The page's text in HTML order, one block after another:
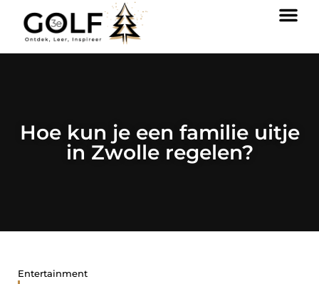
Hoe kun je een familie uitje
in Zwolle regelen?
Entertainment